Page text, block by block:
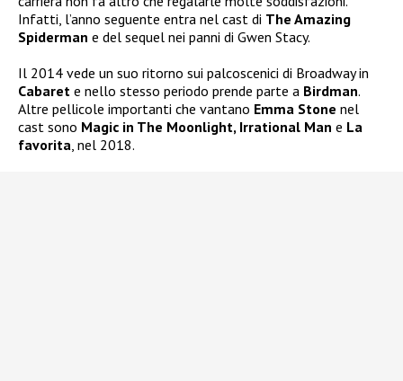
Infatti, l’anno seguente entra nel cast di The Amazing
Spiderman e del sequel nei panni di Gwen Stacy.
Il 2014 vede un suo ritorno sui palcoscenici di Broadway in
Cabaret e nello stesso periodo prende parte a Birdman.
Altre pellicole importanti che vantano Emma Stone nel
cast sono Magic in The Moonlight, Irrational Man e La
favorita, nel 2018.